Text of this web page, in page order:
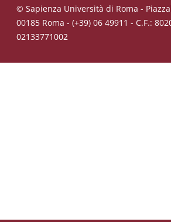
© Sapienza Università di Roma -
00185 Roma - (+39) 06 49911 - C.F.:
02133771002